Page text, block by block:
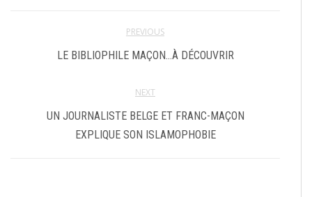
PREVIOUS
LE BIBLIOPHILE MAÇON…À DÉCOUVRIR
NEXT
UN JOURNALISTE BELGE ET FRANC-MAÇON
EXPLIQUE SON ISLAMOPHOBIE